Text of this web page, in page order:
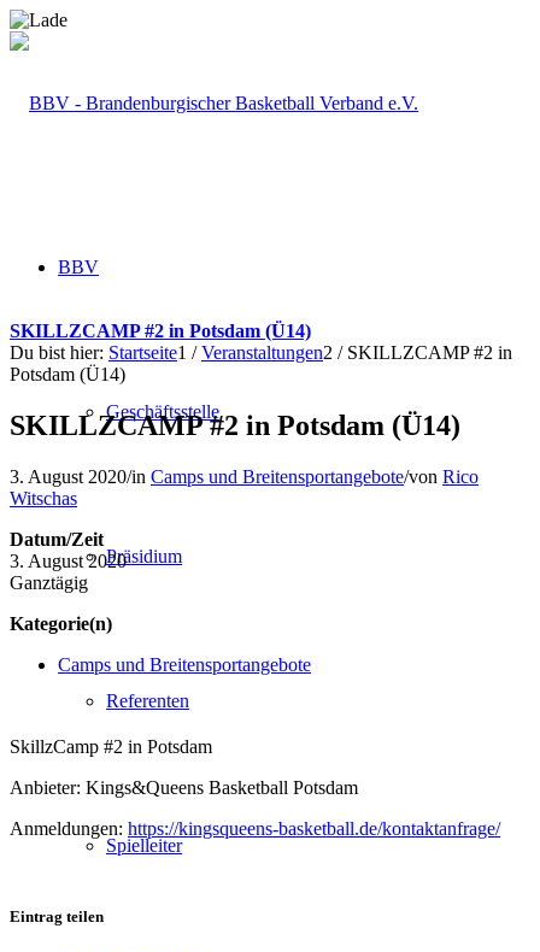
BBV
Geschäftsstelle
Präsidium
Referenten
Spielleiter
SKILLZCAMP #2 in Potsdam (Ü14)
Du bist hier: Startseite1 / Veranstaltungen2 / SKILLZCAMP #2 in
Potsdam (Ü14)
SKILLZCAMP #2 in Potsdam (Ü14)
3. August 2020/in Camps und Breitensportangebote/von Rico
Witschas
Datum/Zeit
3. August 2020
Ganztägig
Kategorie(n)
Camps und Breitensportangebote
SkillzCamp #2 in Potsdam
Anbieter: Kings&Queens Basketball Potsdam
Anmeldungen: https://kingsqueens-basketball.de/kontaktanfrage/
Eintrag teilen